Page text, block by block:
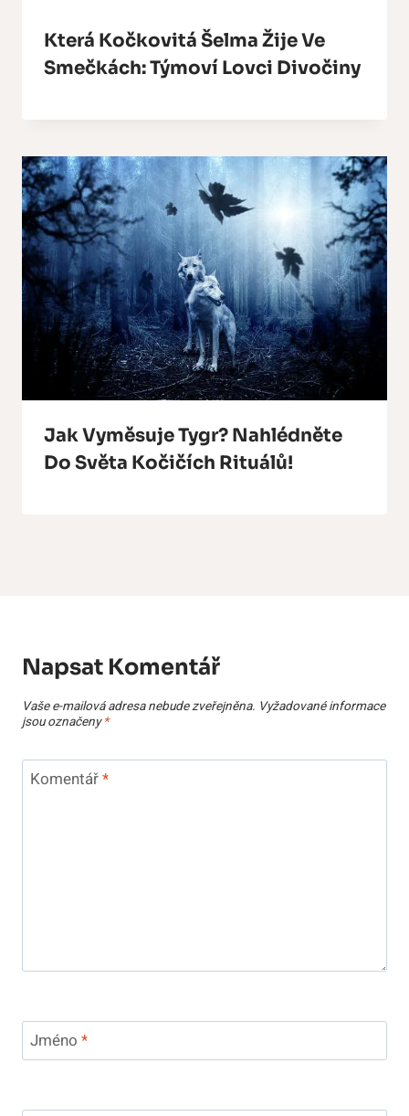
Která Kočkovitá Šelma Žije Ve
Smečkách: Týmoví Lovci Divočiny
Jak Vyměsuje Tygr? Nahlédněte
Do Světa Kočičích Rituálů!
Napsat Komentář
Vaše e-mailová adresa nebude zveřejněna. Vyžadované informace
jsou označeny*
Komentář*
Jméno *